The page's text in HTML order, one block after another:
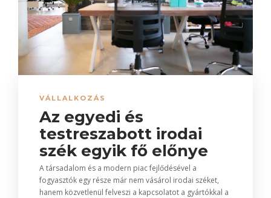
VÁLLALKOZÁS
Az egyedi és
testreszabott irodai
szék egyik fő előnye
A társadalom és a modern piac fejlődésével a
fogyasztók egy része már nem vásárol irodai széket,
hanem közvetlenül felveszi a kapcsolatot a gyártókkal a